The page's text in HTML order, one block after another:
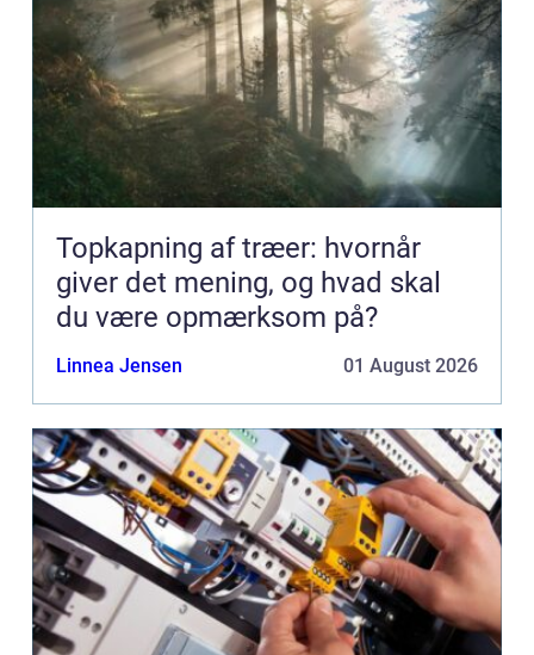
Topkapning af træer: hvornår
giver det mening, og hvad skal
du være opmærksom på?
Linnea Jensen 01 August 2026